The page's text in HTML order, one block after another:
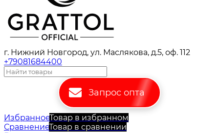
г. Нижний Новгород, ул. Маслякова, д.5, оф. 112
+79081684400
Запрос опта
ИзбранноеТовар в избранном
СравнениеТовар в сравнении